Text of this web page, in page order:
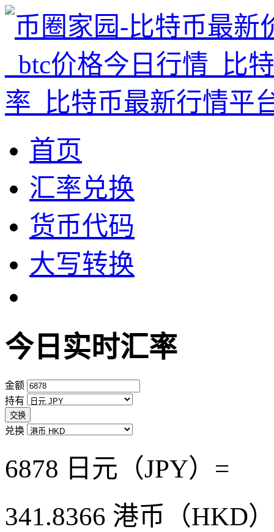
首页
汇率兑换
货币代码
大写转换
今日实时汇率
金额
持有
交换
兑换
6878 日元（JPY）=
341.8366 港币（HKD）